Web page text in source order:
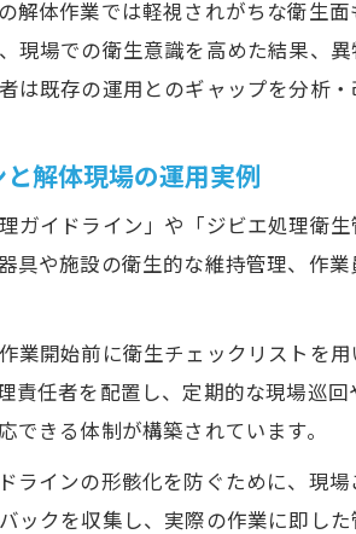
解体作業では軽視されがちな衛生
現場での衛生意識を高めた結果、
は既存の運用とのギャップを分析・
解体現場の運用実例
ガイドライン」や「ジビエ処理衛
具や施設の衛生的な維持管理、作
業開始前に衛生チェックリストを
責任者を配置し、定期的な現場巡
できる体制が構築されています。
ラインの形骸化を防ぐために、現
ックを収集し、実際の作業に即し